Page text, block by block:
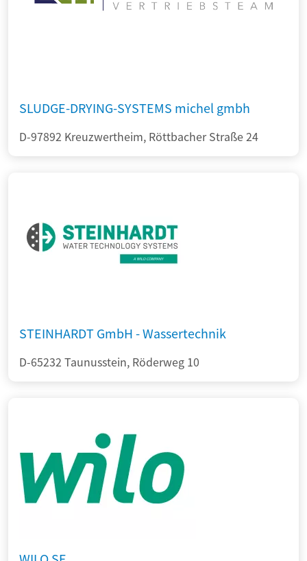
SLUDGE-DRYING-SYSTEMS michel gmbh
D-97892 Kreuzwertheim, Röttbacher Straße 24
STEINHARDT GmbH - Wassertechnik
D-65232 Taunusstein, Röderweg 10